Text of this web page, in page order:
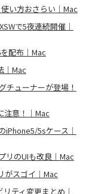
い方おさらい｜Mac
で5夜連続開催｜
配布｜Mac
｜Mac
チューナーが登場！
注意！｜Mac
iPhone5/5sケース｜
リのUIも改良｜Mac
がスゴイ｜Mac
ティ変更まとめ｜